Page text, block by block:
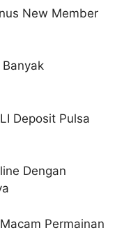
New Member
Deposit Pulsa
Dengan
Permainan